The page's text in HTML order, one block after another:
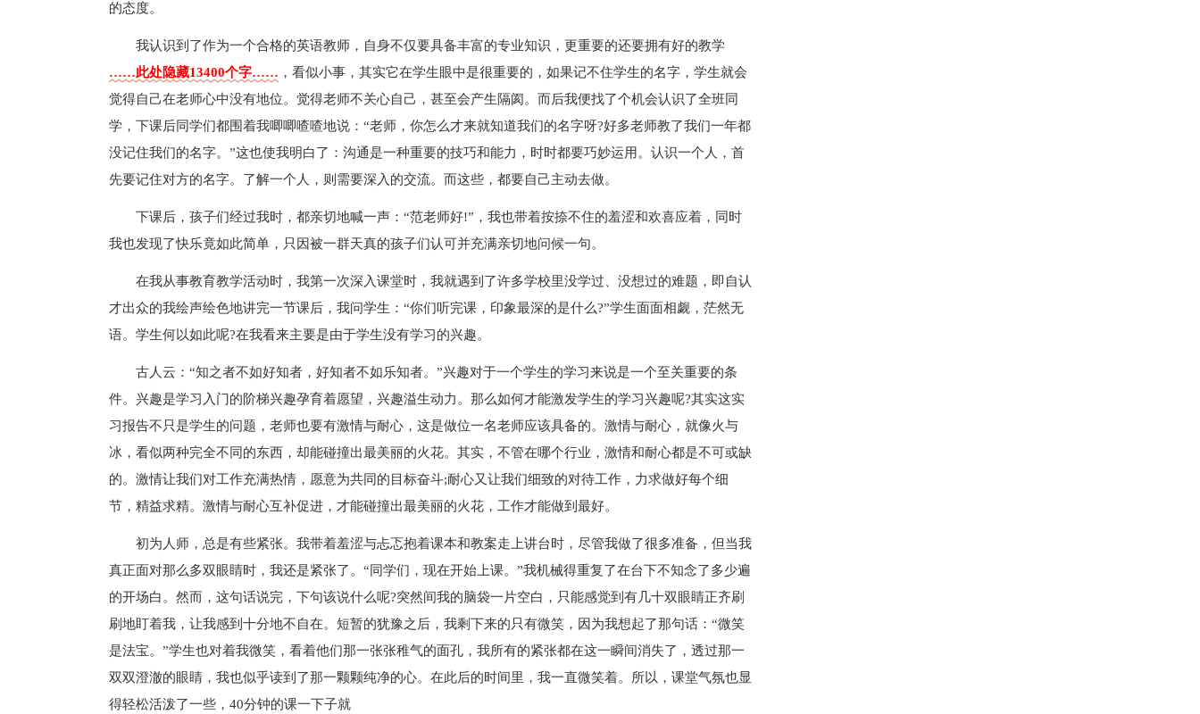
的态度。
我认识到了作为一个合格的英语教师，自身不仅要具备丰富的专业知识，更重要的还要拥有好的教学
……此处隐藏13400个字…… ，看似小事，其实它在学生眼中是很重要的，如果记不住学生的名字，学生就会
觉得自己在老师心中没有地位。觉得老师不关心自己，甚至会产生隔阂。而后我便找了个机会认识了全班同
学，下课后同学们都围着我唧唧喳喳地说：“老师，你怎么才来就知道我们的名字呀?好多老师教了我们一年都
没记住我们的名字。”这也使我明白了：沟通是一种重要的技巧和能力，时时都要巧妙运用。认识一个人，首
先要记住对方的名字。了解一个人，则需要深入的交流。而这些，都要自己主动去做。
下课后，孩子们经过我时，都亲切地喊一声：“范老师好!”，我也带着按捺不住的羞涩和欢喜应着，同时
我也发现了快乐竟如此简单，只因被一群天真的孩子们认可并充满亲切地问候一句。
在我从事教育教学活动时，我第一次深入课堂时，我就遇到了许多学校里没学过、没想过的难题，即自认
才出众的我绘声绘色地讲完一节课后，我问学生：“你们听完课，印象最深的是什么?”学生面面相觑，茫然无
语。学生何以如此呢?在我看来主要是由于学生没有学习的兴趣。
古人云：“知之者不如好知者，好知者不如乐知者。”兴趣对于一个学生的学习来说是一个至关重要的条
件。兴趣是学习入门的阶梯兴趣孕育着愿望，兴趣溢生动力。那么如何才能激发学生的学习兴趣呢?其实这实
习报告不只是学生的问题，老师也要有激情与耐心，这是做位一名老师应该具备的。激情与耐心，就像火与
冰，看似两种完全不同的东西，却能碰撞出最美丽的火花。其实，不管在哪个行业，激情和耐心都是不可或缺
的。激情让我们对工作充满热情，愿意为共同的目标奋斗;耐心又让我们细致的对待工作，力求做好每个细
节，精益求精。激情与耐心互补促进，才能碰撞出最美丽的火花，工作才能做到最好。
初为人师，总是有些紧张。我带着羞涩与忐忑抱着课本和教案走上讲台时，尽管我做了很多准备，但当我
真正面对那么多双眼睛时，我还是紧张了。“同学们，现在开始上课。”我机械得重复了在台下不知念了多少遍
的开场白。然而，这句话说完，下句该说什么呢?突然间我的脑袋一片空白，只能感觉到有几十双眼睛正齐刷
刷地盯着我，让我感到十分地不自在。短暂的犹豫之后，我剩下来的只有微笑，因为我想起了那句话：“微笑
是法宝。”学生也对着我微笑，看着他们那一张张稚气的面孔，我所有的紧张都在这一瞬间消失了，透过那一
双双澄澈的眼睛，我也似乎读到了那一颗颗纯净的心。在此后的时间里，我一直微笑着。所以，课堂气氛也显
得轻松活泼了一些，40分钟的课一下子就